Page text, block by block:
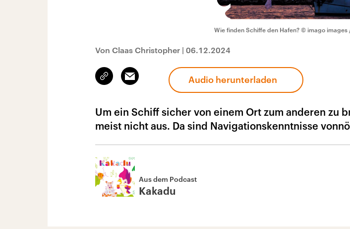
Wie finden Schiffe den Hafen? © imago images
Von Claas Christopher | 06.12.2024
Link
kopieren/teilen
Email Audio herunterladen
Um ein Schiff sicher von einem Ort zum anderen zu
meist nicht aus. Da sind Navigationskenntnisse
Aus dem Podcast
Kakadu